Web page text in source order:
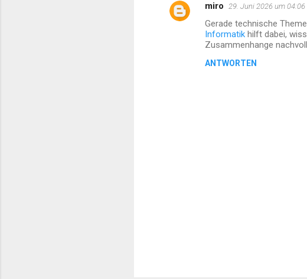
K
miro 29. Juni 2026 um 04:06
Gerade technische
Informatik hilft dabei,
Zusammenhange
ANTWORTEN